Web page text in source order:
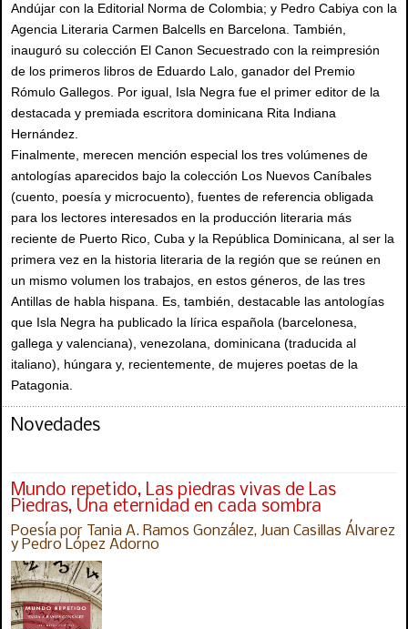
Andújar con la Editorial Norma de Colombia; y Pedro Cabiya con la
Agencia Literaria Carmen Balcells en Barcelona. También,
inauguró su colección El Canon Secuestrado con la reimpresión
de los primeros libros de Eduardo Lalo, ganador del Premio
Rómulo Gallegos. Por igual, Isla Negra fue el primer editor de la
destacada y premiada escritora dominicana Rita Indiana
Hernández.
Finalmente, merecen mención especial los tres volúmenes de
antologías aparecidos bajo la colección Los Nuevos Caníbales
(cuento, poesía y microcuento), fuentes de referencia obligada
para los lectores interesados en la producción literaria más
reciente de Puerto Rico, Cuba y la República Dominicana, al ser la
primera vez en la historia literaria de la región que se reúnen en
un mismo volumen los trabajos, en estos géneros, de las tres
Antillas de habla hispana. Es, también, destacable las antologías
que Isla Negra ha publicado la lírica española (barcelonesa,
gallega y valenciana), venezolana, dominicana (traducida al
italiano), húngara y, recientemente, de mujeres poetas de la
Patagonia.
Novedades
Mundo repetido, Las piedras vivas de Las
Piedras, Una eternidad en cada sombra
Poesía por Tania A. Ramos González, Juan Casillas Álvarez
y Pedro López Adorno